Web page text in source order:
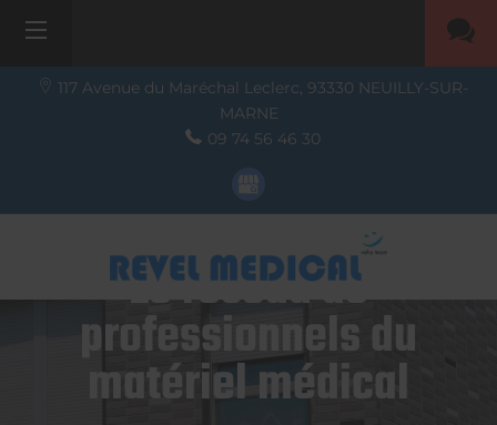
117 Avenue du Maréchal Leclerc, 93330 NEUILLY-SUR-
MARNE
09 74 56 46 30
Le réseau de
professionnels du
matériel médical